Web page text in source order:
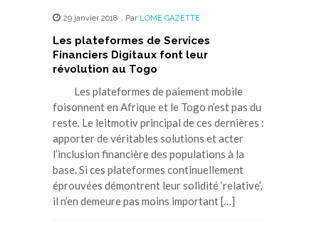
29 janvier 2018 , Par LOME GAZETTE
Les plateformes de Services
Financiers Digitaux font leur
révolution au Togo
Les plateformes de paiement mobile
foisonnent en Afrique et le Togo n’est pas du
reste. Le leitmotiv principal de ces dernières :
apporter de véritables solutions et acter
l’inclusion financière des populations à la
base. Si ces plateformes continuellement
éprouvées démontrent leur solidité ‘relative’,
il n’en demeure pas moins important […]